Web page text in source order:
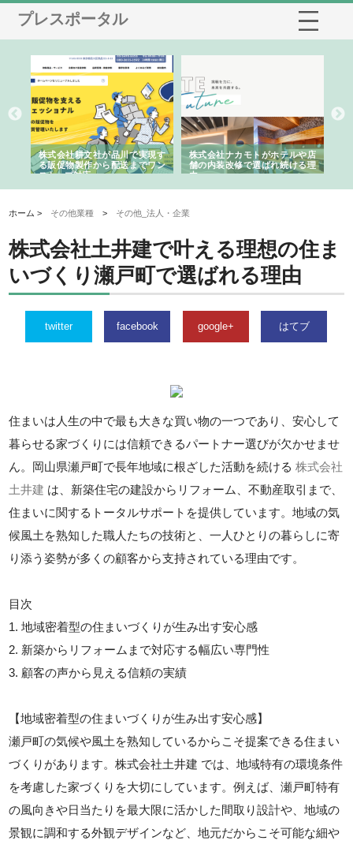
プレスポータル
株式会社耕文社が品川で実現す
る販促物製作から配送までワン
ストップ対応
株式会社ナカモトがホテルや店
舗の内装改修で選ばれ続ける理
由
ホーム > その他業種 > その他_法人・企業
株式会社土井建で叶える理想の住ま
いづくり瀬戸町で選ばれる理由
twitter facebook google+ はてブ
住まいは人生の中で最も大きな買い物の一つであり、安心して
暮らせる家づくりには信頼できるパートナー選びが欠かせませ
ん。岡山県瀬戸町で長年地域に根ざした活動を続ける株式会社
土井建 は、新築住宅の建設からリフォーム、不動産取引まで、
住まいに関するトータルサポートを提供しています。地域の気
候風土を熟知した職人たちの技術と、一人ひとりの暮らしに寄
り添う姿勢が多くの顧客から支持されている理由です。
目次
1. 地域密着型の住まいづくりが生み出す安心感
2. 新築からリフォームまで対応する幅広い専門性
3. 顧客の声から見える信頼の実績
【地域密着型の住まいづくりが生み出す安心感】
瀬戸町の気候や風土を熟知しているからこそ提案できる住まい
づくりがあります。株式会社土井建 では、地域特有の環境条件
を考慮した家づくりを大切にしています。例えば、瀬戸町特有
の風向きや日当たりを最大限に活かした間取り設計や、地域の
景観に調和する外観デザインなど、地元だからこそ可能な細や